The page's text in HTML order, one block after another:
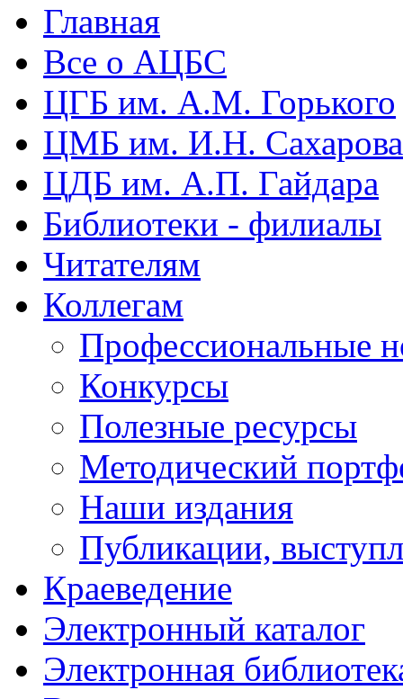
Главная
Все о АЦБС
ЦГБ им. А.М. Горького
ЦМБ им. И.Н. Сахарова
ЦДБ им. А.П. Гайдара
Библиотеки - филиалы
Читателям
Коллегам
Профессиональные
Конкурсы
Полезные ресурсы
Методический
Наши издания
Публикации,
Краеведение
Электронный каталог
Электронная